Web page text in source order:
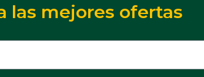
las mejores ofertas